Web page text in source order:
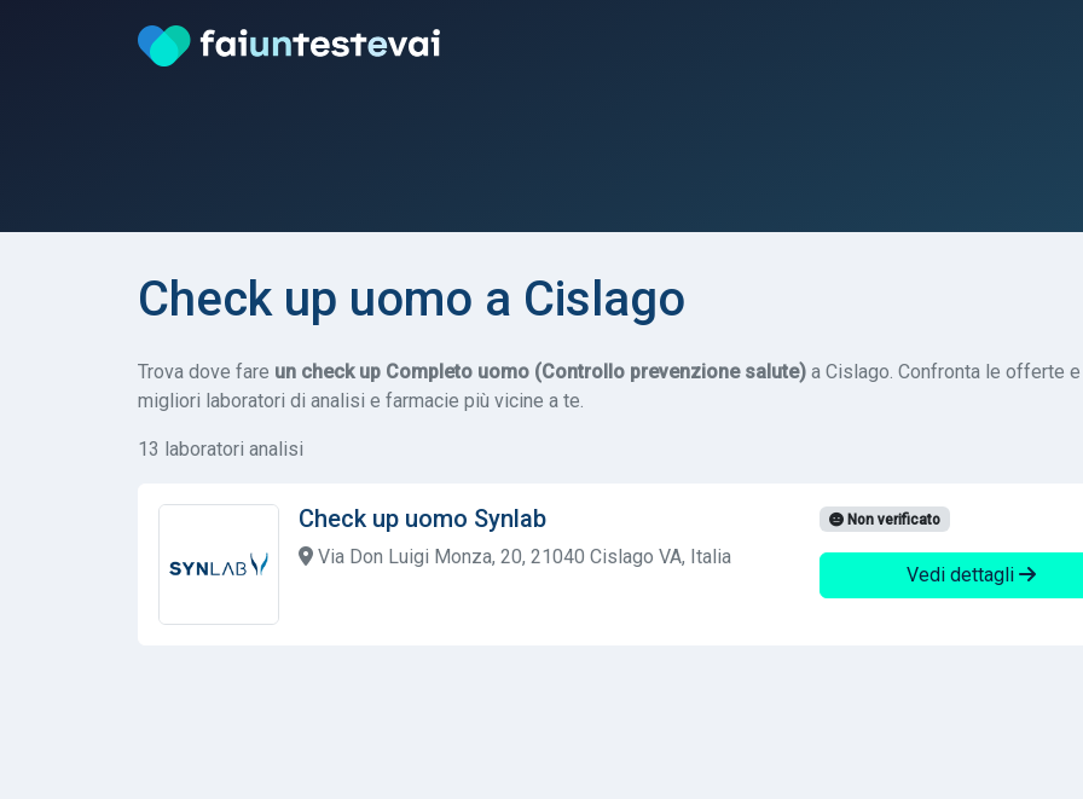
Check up uomo a Cislago
Trova dove fare un check up Completo uomo (Controllo prevenzione salute) a Cislago. Confronta le offerte
migliori laboratori di analisi e farmacie più vicine a te.
13 laboratori analisi
Check up uomo Synlab
Via Don Luigi Monza, 20, 21040 Cislago VA, Italia
Non verificato
Vedi dettagli